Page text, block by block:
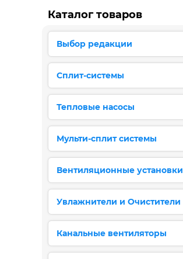
Каталог товаров
Выбор редакции
Сплит-системы
Тепловые насосы
Мульти-сплит системы
Вентиляционные установки
Увлажнители и Очистители
Канальные вентиляторы